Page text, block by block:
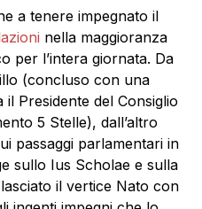
a tenere impegnato il
nella maggioranza
per l’intera giornata. Da
(concluso con una
Presidente del Consiglio
5 Stelle), dall’altro
passaggi parlamentari in
sullo Ius Scholae e sulla
il vertice Nato con